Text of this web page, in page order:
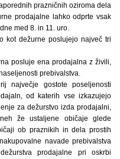
prazničnih oziroma dela
prodajalne lahko odprte vsak
med 8. in 11. uro.
kot dežurne poslujejo največ tri
posluje ena prodajalna z živili,
prebivalstva.
največje gostote poseljenosti
od katerih vse izkazujejo
za dežurstvo izda prodajalni,
že ustaljene običaje glede
ob praznikih in dela prostih
navade prebivalstva
prodajalne pri oskrbi